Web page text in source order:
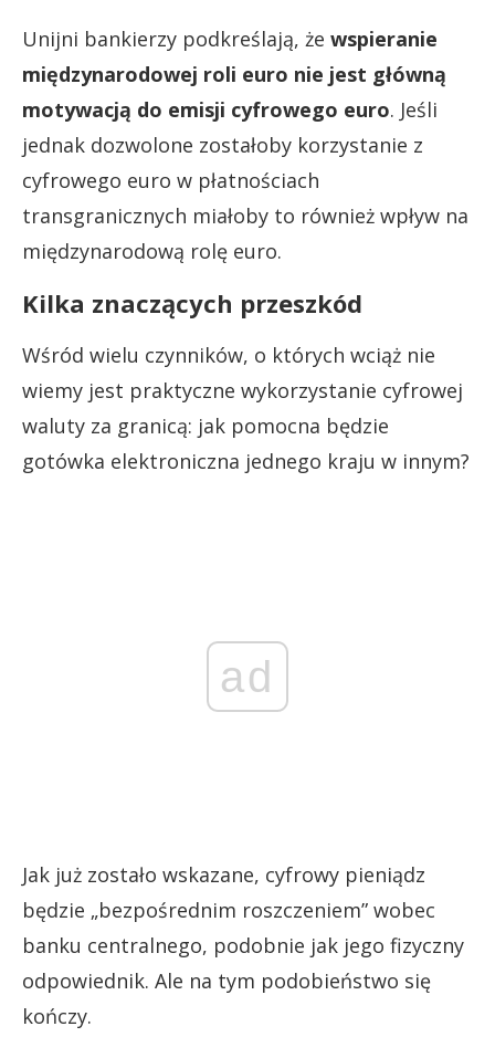
Unijni bankierzy podkreślają, że wspieranie
międzynarodowej roli euro nie jest główną
motywacją do emisji cyfrowego euro. Jeśli
jednak dozwolone zostałoby korzystanie z
cyfrowego euro w płatnościach
transgranicznych miałoby to również wpływ na
międzynarodową rolę euro.
Kilka znaczących przeszkód
Wśród wielu czynników, o których wciąż nie
wiemy jest praktyczne wykorzystanie cyfrowej
waluty za granicą: jak pomocna będzie
gotówka elektroniczna jednego kraju w innym?
ad
Jak już zostało wskazane, cyfrowy pieniądz
będzie „bezpośrednim roszczeniem” wobec
banku centralnego, podobnie jak jego fizyczny
odpowiednik. Ale na tym podobieństwo się
kończy.